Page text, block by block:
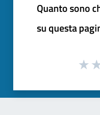
Quanto sono
su questa